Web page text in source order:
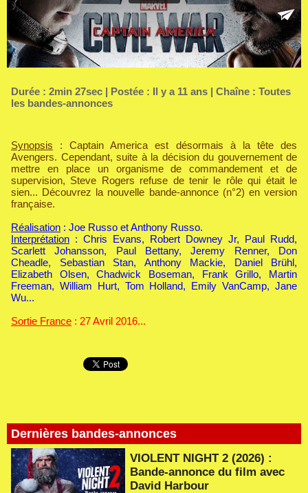
Dernières bandes-annonces
VIOLENT NIGHT 2 (2026) :
Bande-annonce du film avec
David Harbour
Durée : 2min 27sec | Postée : Il y a 11 ans | Chaîne : Toutes
les bandes-annonces
Synopsis : Captain America est désormais à la tête des
Avengers. Cependant, suite à la décision du gouvernement de
mettre en place un organisme de commandement et de
supervision, Steve Rogers refuse de tenir le rôle qui était le
sien... Découvrez la nouvelle bande-annonce (n°2) en version
française.
Réalisation : Joe Russo et Anthony Russo.
Interprétation : Chris Evans, Robert Downey Jr, Paul Rudd,
Scarlett Johansson, Paul Bettany, Jeremy Renner, Don
Cheadle, Sebastian Stan, Anthony Mackie, Daniel Brühl,
Elizabeth Olsen, Chadwick Boseman, Frank Grillo, Martin
Freeman, William Hurt, Tom Holland, Emily VanCamp, Jane
Wu...
Sortie France : 27 Avril 2016...